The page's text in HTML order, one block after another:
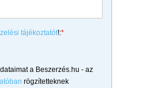
tájékoztatót!:*
a Beszerzés.hu - az
rögzítetteknek